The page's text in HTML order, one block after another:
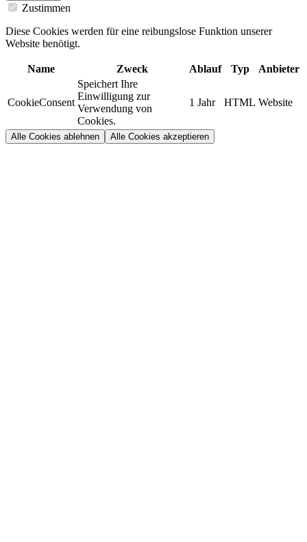
Zustimmen
Diese Cookies werden für eine reibungslose Funktion unserer
Website benötigt.
Name Zweck Ablauf Typ Anbieter
CookieConsent
Speichert Ihre
Einwilligung zur
Verwendung von
Cookies.
1 Jahr HTML Website
Alle Cookies ablehnen Alle Cookies akzeptieren